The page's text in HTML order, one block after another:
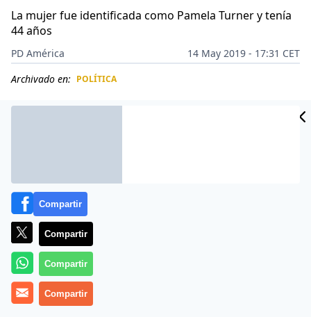
La mujer fue identificada como Pamela Turner y tenía
44 años
PD América
14 May 2019 - 17:31 CET
Archivado en: POLÍTICA
Un vídeo muestra cómo una mujer fue acribillada en
Compartir
Compartir
Compartir
Compartir